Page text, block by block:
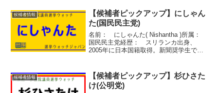
が、維新の勢いに乗って維新２議席完全
勝利を狙う。公式サイ...
候補者情報
【候補者ピックアップ】にしゃん
た(国民民主党)
名前： にしゃんた( Nishantha )所属：
国民民主党経歴： スリランカ出身、
2005年に日本国籍取得。新聞奨学生で苦
学教授をしながら、タレント、落語家な
どマル...
候補者情報
【候補者ピックアップ】杉ひさた
け(公明党)